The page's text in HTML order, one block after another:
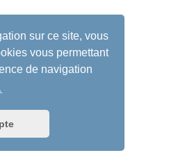
sur ce site, vous
vous permettant
de navigation